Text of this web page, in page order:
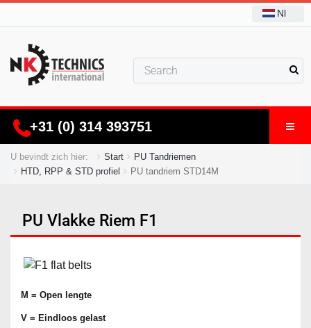
Nl
+31 (0) 314 393751
U bevindt zich hier: Start
PU Tandriemen
HTD, RPP & STD profiel
PU tandriem STD14M
PU Vlakke Riem F1
M = Open lengte
V = Eindloos gelast